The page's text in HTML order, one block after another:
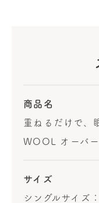
商品名
重ねるだけで、
WOOL オーバー
サイズ
シングルサイズ